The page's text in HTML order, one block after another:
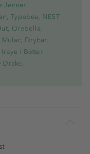
Jenner
Typebea, NEST
Orebella,
Drybar,
i Better
Drake.